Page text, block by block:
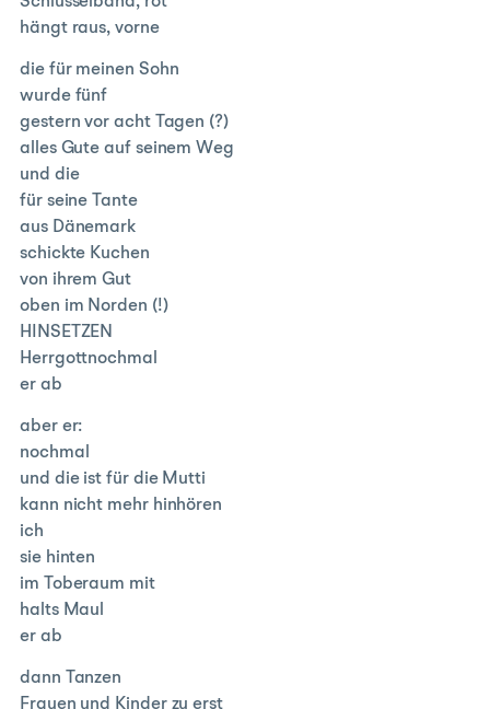
hängt raus, vorne
die für meinen Sohn
wurde fünf
gestern vor acht Tagen (?)
alles Gute auf seinem Weg
und die
für seine Tante
aus Dänemark
schickte Kuchen
von ihrem Gut
oben im Norden (!)
HINSETZEN
Herrgottnochmal
er ab
aber er:
nochmal
und die ist für die Mutti
kann nicht mehr hinhören
ich
sie hinten
im Toberaum mit
halts Maul
er ab
dann Tanzen
Frauen und Kinder zu erst